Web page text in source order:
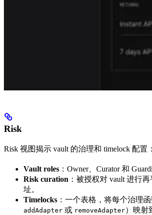
Risk
Risk 视图揭示 vault 的治理和 timelock 配置：
Vault roles ：Owner、Curator 和
Risk curation ：被授权对 vault 进行
址。
Timelocks ：一个表格，将每个治理
addAdapter 或 removeAdapter）映射